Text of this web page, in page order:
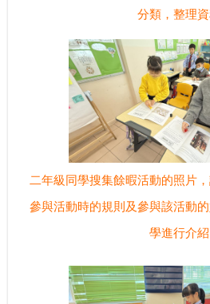
分類，整理
二年級同學搜集餘暇活動的照片
參與活動時的規則及參與該活動
學進行介紹